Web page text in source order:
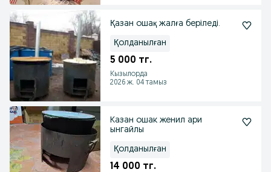
Қазан ошақ жалға беріледі.
Қолданылған
5 000 тг.
Кызылорда
2026 ж. 04 тамыз
Казан ошак женил ари
ынгайлы
Қолданылған
14 000 тг.